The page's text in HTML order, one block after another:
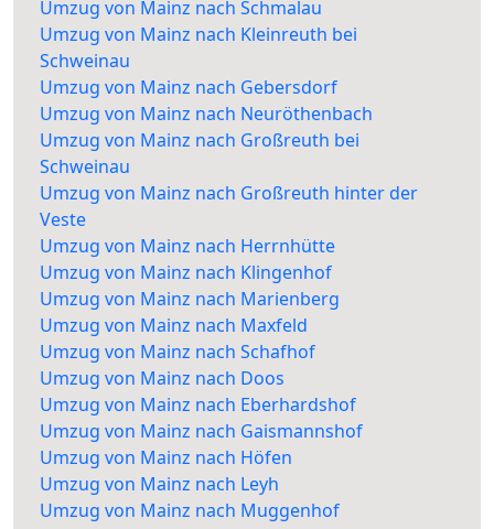
Umzug von Mainz nach Schmalau
Umzug von Mainz nach Kleinreuth bei
Schweinau
Umzug von Mainz nach Gebersdorf
Umzug von Mainz nach Neuröthenbach
Umzug von Mainz nach Großreuth bei
Schweinau
Umzug von Mainz nach Großreuth hinter der
Veste
Umzug von Mainz nach Herrnhütte
Umzug von Mainz nach Klingenhof
Umzug von Mainz nach Marienberg
Umzug von Mainz nach Maxfeld
Umzug von Mainz nach Schafhof
Umzug von Mainz nach Doos
Umzug von Mainz nach Eberhardshof
Umzug von Mainz nach Gaismannshof
Umzug von Mainz nach Höfen
Umzug von Mainz nach Leyh
Umzug von Mainz nach Muggenhof